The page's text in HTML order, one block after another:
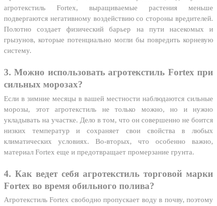
агротекстиль Fortex, выращиваемые растения меньше
подвергаются негативному воздействию со стороны вредителей.
Полотно создает физический барьер на пути насекомых и
грызунов, которые потенциально могли бы повредить корневую
систему.
3. Можно использовать агротекстиль Fortex при
сильных морозах?
Если в зимние месяцы в вашей местности наблюдаются сильные
морозы, этот агротекстиль не только можно, но и нужно
укладывать на участке. Дело в том, что он совершенно не боится
низких температур и сохраняет свои свойства в любых
климатических условиях. Во-вторых, что особенно важно,
материал Fortex еще и предотвращает промерзание грунта.
4. Как ведет себя агротекстиль торговой марки
Fortex во время обильного полива?
Агротекстиль Fortex свободно пропускает воду в почву, поэтому